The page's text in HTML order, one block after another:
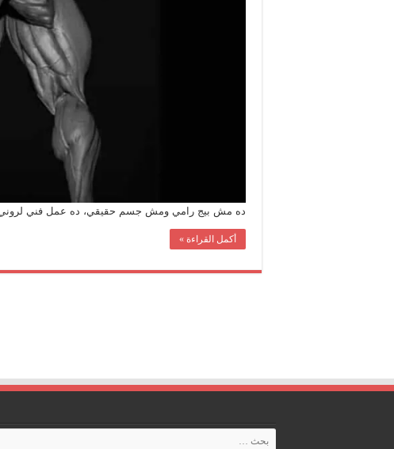
ده مش بيج رامي ومش جسم حقيقي، ده عمل فني لروني
أكمل القراءة »